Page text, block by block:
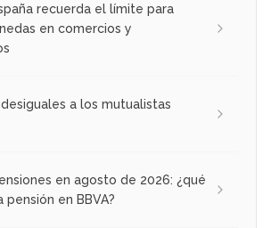
recuerda el límite para
en comercios y
a los mutualistas
en agosto de 2026: ¿qué
en BBVA?